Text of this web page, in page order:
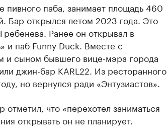
пивного паба, занимает площадь 460
Бар открылся летом 2023 года. Это
Ранее он открывал в
и паб Funny Duck. Вместе с
и сыном бывшего вице-мэра города
джин-бар KARL22. Из ресторанного
но вернулся ради «Энтузиастов».
что «перехотел заниматься
открывать он не планирует.